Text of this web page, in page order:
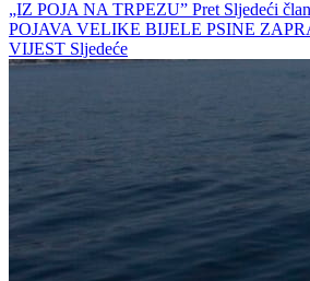
„IZ POJA NA TRPEZU” Pret Sljedeći
POJAVA VELIKE BIJELE PSINE
VIJEST Sljedeće